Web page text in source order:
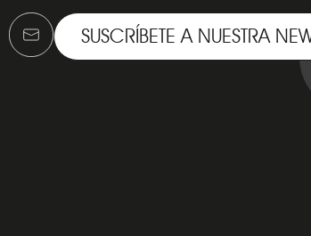
SUSCRÍBETE A NUESTRA